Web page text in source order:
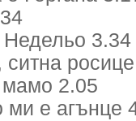
3.34
ситна
мамо 2.05
ми е агънце